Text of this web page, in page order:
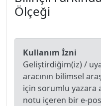
Ölçeği
Kullanım İzni
Geliştirdiğim(iz) /
aracının bilimsel
için sorumlu yazara
notu içeren bir e-